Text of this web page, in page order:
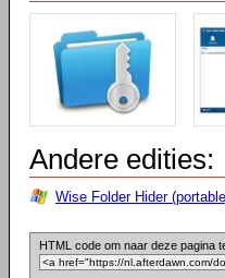
Andere edities:
Wise Folder Hider
HTML code om naar deze pagina